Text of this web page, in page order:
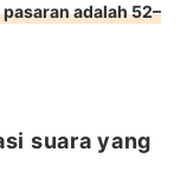
adalah 52–
suara yang